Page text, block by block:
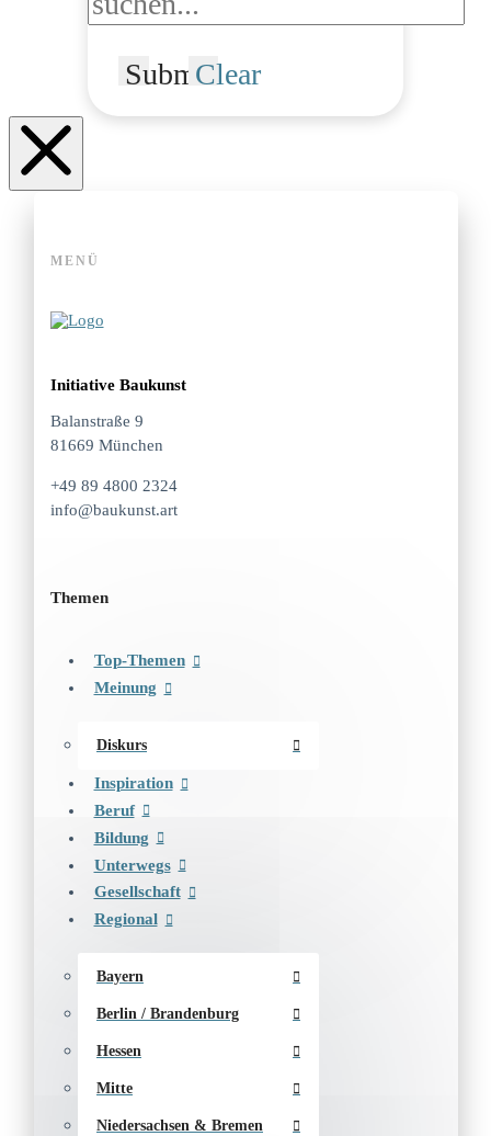
SubmitClear
MENÜ
Initiative Baukunst
Balanstraße 9
81669 München
+49 89 4800 2324
info@baukunst.art
Themen
Top-Themen
Meinung
Diskurs
Inspiration
Beruf
Bildung
Unterwegs
Gesellschaft
Regional
Bayern
Berlin / Brandenburg
Hessen
Mitte
Niedersachsen & Bremen